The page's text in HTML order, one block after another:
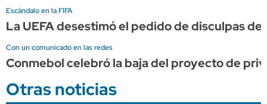
Escándalo en la FIFA
La UEFA desestimó el pedido de disculpas
Con un comunicado en las redes
Conmebol celebró la baja del proyecto de
Otras noticias